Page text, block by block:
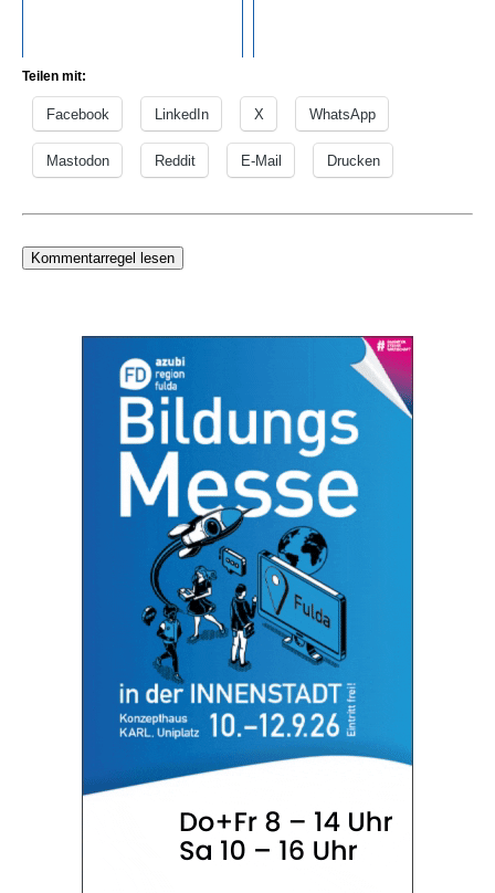
Teilen mit:
Facebook LinkedIn X WhatsApp
Mastodon Reddit E-Mail Drucken
Kommentarregel lesen